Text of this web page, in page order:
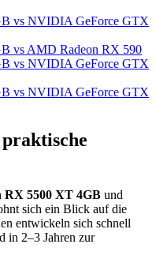
vs NVIDIA GeForce GTX
vs AMD Radeon RX 590
vs NVIDIA GeForce GTX
vs NVIDIA GeForce GTX
RX 5500 XT 4GB und
sich ein Blick auf die
entwickeln sich schnell
in 2–3 Jahren zur